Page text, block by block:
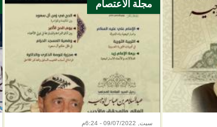
مجلة الاعتصام
سبت, 09/07/2022 - 6:24م